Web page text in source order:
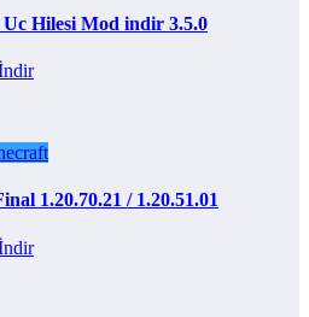
Uc Hilesi Mod indir 3.5.0
1.20.70.21 / 1.20.51.01